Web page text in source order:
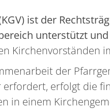
ist der
unterstützt
Kirchenvorständen
der
erfolgt die
in einem